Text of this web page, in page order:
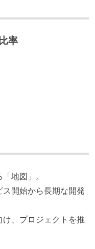
して、エンジニアリ
ている
る
する開発メンバーが
の成果を随時確認し
組み
、全てコードレビュ
施している
率
地図」。
開始から長期な開発
、プロジェクトを推